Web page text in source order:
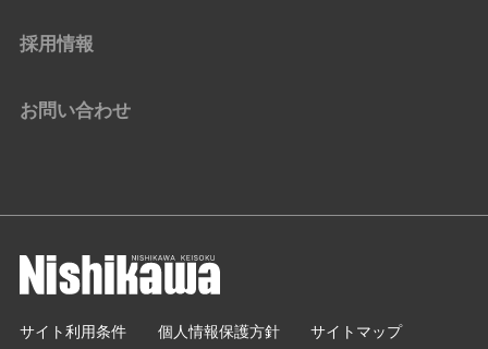
採用情報
お問い合わせ
サイト利用条件 個人情報保護方針 サイトマップ